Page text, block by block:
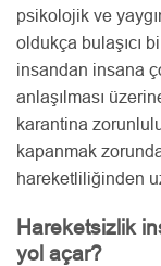
psikolojik ve
oldukça bulaşıcı
insandan insana
anlaşılması
karantina
kapanmak
hareketliliğinden
Hareketsizlik
yol açar?